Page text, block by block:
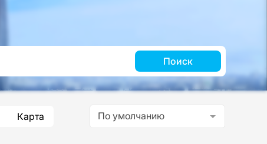
Поиск
Карта По умолчанию